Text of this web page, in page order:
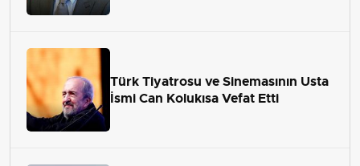
Türk Tiyatrosu ve Sinemasının Usta
İsmi Can Kolukısa Vefat Etti